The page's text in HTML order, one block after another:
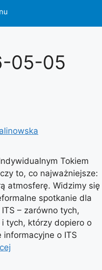
05-05
Tokiem
to, co najważniejsze:
atmosferę. Widzimy się
spotkanie dla
– zarówno tych,
tych, którzy dopiero o
informacyjne o ITS